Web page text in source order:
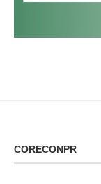
CORECONPR